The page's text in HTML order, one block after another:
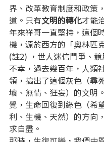
界、改革教育制度和政策
道。只有文明的轉化才能
年來祥哥一直堅持，這個
機，源於西方的「奧林匹
(註2) ，世人迷信鬥爭、競
不幸，過去幾百年，人類
領，搞出了這個灰色（尋
壞、無情、狂妄）的文明
覺，生命回復到綠色（希
利、生機、天然）的方向
求自盡。